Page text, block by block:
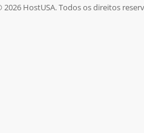
HostUSA. Todos os direitos